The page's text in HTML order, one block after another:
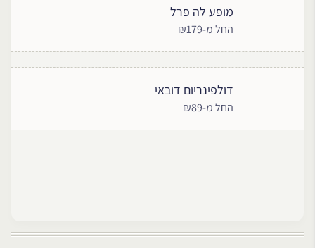
מופע לה פרל
החל מ-₪179
דולפינריום דובאי
החל מ-₪89